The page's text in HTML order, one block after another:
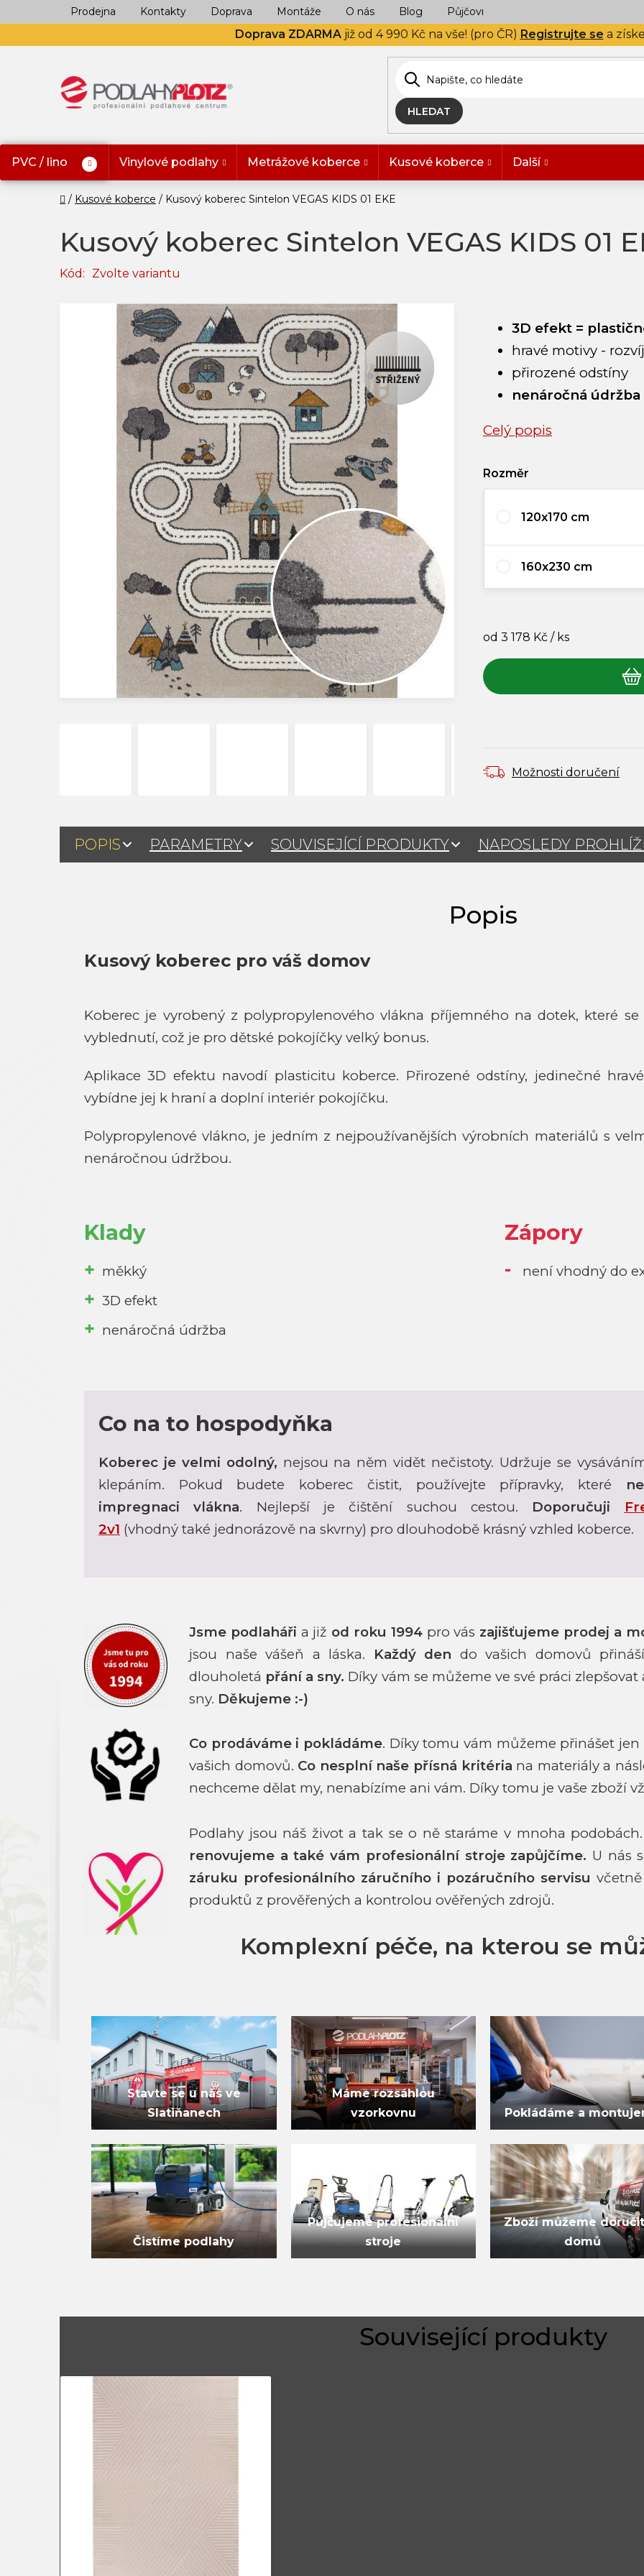
na
Doprava ZDARMA již od 4 990 Kč na vše! (pro ČR) Registrujte se a
Prodejna Kontakty Doprava Montáže O nás Blog Půjčovna
HLEDAT
PVC / lino Vinylové podlahy Metrážové koberce Kusové koberce Další
Domů
Kusové koberce Kusový koberec Sintelon VEGAS KIDS 01 EKE
Kusový koberec Sintelon VEGAS KIDS 01
Kód: Zvolte variantu
3D efekt =
hravé motivy -
přirozené odstíny
nenáročná údržba
Celý popis
Rozměr
120x170 cm
160x230 cm
od 3 178 Kč / ks
Možnosti doručení
POPIS PARAMETRY SOUVISEJÍCÍ PRODUKTY NAPOSLEDY
Kusový koberec pro váš domov
Koberec je vyrobený z polypropylenového vlákna příjemného na dotek, které
vyblednutí, což je pro dětské pokojíčky velký bonus.
Aplikace 3D efektu navodí plasticitu koberce. Přirozené odstíny, jedinečné
vybídne jej k hraní a doplní interiér pokojíčku.
Polypropylenové vlákno, je jedním z nejpoužívanějších výrobních materiálů s
nenáročnou údržbou.
Klady
měkký
3D efekt
nenáročná údržba
Zápory
není vhodný do
Co na to hospodyňka
Koberec je velmi odolný, nejsou na něm vidět nečistoty. Udržuje se
klepáním. Pokud budete koberec čistit, používejte přípravky, které
impregnaci vlákna. Nejlepší je čištění suchou cestou. Doporučuji
2v1 (vhodný také jednorázově na skvrny) pro dlouhodobě krásný vzhled koberce.
Jsme podlaháři a již od roku 1994pro vás zajišťujeme prodej a
jsou naše vášeň a láska.
Každý den do vašich domovů
dlouholetá přání a sny. Díky vám se můžeme ve své práci
sny. Děkujeme :-)
Co prodáváme i pokládáme. Díky tomu vám můžeme přinášet jen
vašich domovů. Co nesplní naše přísná kritéria na materiály a
nechceme dělat my, nenabízíme ani vám. Díky tomu je vaše zboží
Podlahy jsou náš život a tak se o ně staráme v mnoha
renovujeme a také vám profesionální stroje zapůjčíme. U nás
záruku profesionálního záručního i pozáručního servisu
produktů z prověřených a kontrolou ověřených zdrojů.
Komplexní péče, na kterou se
Stavte se u nás ve
Slatiňanech
Máme rozsáhlou
vzorkovnu
Pokládáme a
Čistíme podlahy
Půjčujeme profesionální
stroje
Zboží můžeme
domů